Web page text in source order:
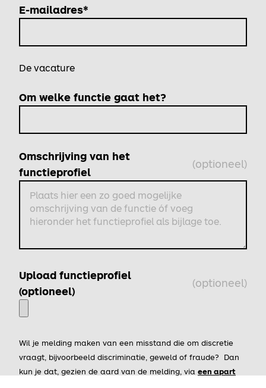
E-mailadres*
De vacature
Om welke functie gaat het?
Omschrijving van het
functieprofiel
(optioneel)
Upload functieprofiel
(optioneel)
(optioneel)
Wil je melding maken van een misstand die om discretie
vraagt, bijvoorbeeld discriminatie, geweld of fraude? Dan
kun je dat, gezien de aard van de melding, via een apart